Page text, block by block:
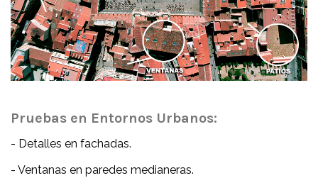
Pruebas en Entornos Urbanos:
- Detalles en fachadas.
- Ventanas en paredes medianeras.